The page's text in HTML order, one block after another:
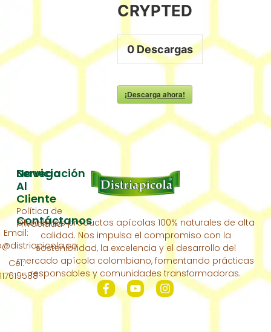
CRYPTED
0Descargas
¡Descarga ahora!
Ofrecemos productos apícolas 100% naturales de alta
calidad. Nos impulsa el compromiso con la
sostenibilidad, la excelencia y el desarrollo del
mercado apícola colombiano, fomentando prácticas
responsables y comunidades transformadoras.
Servicio
Al
Cliente
Política de
Privacidad
Navegación
Inicio
Acerca
De
Nosotros
Nuestra
Colmena
Contáctanos
Contáctanos
Email:
Cel: